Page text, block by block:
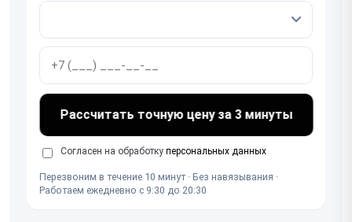
Рассчитать точную цену за 3 минуты
Согласен на обработку персональных данных
Перезвоним в течение 10 минут · Без навязывания ·
Работаем ежедневно с 9:30 до 20:30